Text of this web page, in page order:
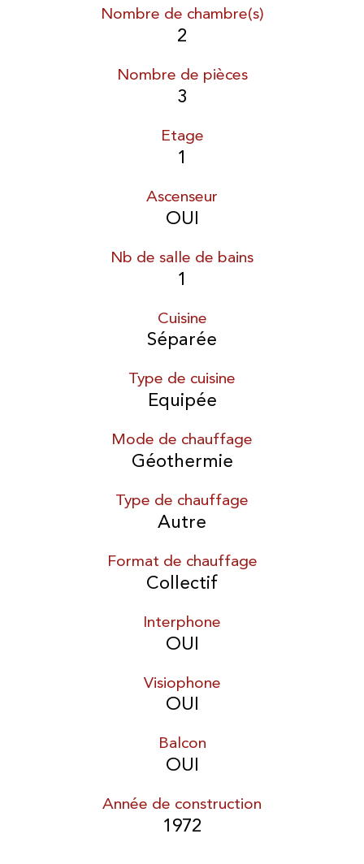
Nombre de chambre(s)
2
Nombre de pièces
3
Etage
1
Ascenseur
OUI
Nb de salle de bains
1
Cuisine
Séparée
Type de cuisine
Equipée
Mode de chauffage
Géothermie
Type de chauffage
Autre
Format de chauffage
Collectif
Interphone
OUI
Visiophone
OUI
Balcon
OUI
Année de construction
1972